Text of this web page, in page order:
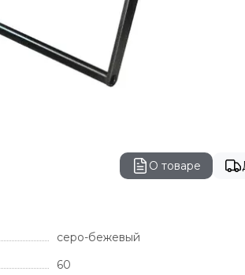
О товаре
серо-бежевый
60